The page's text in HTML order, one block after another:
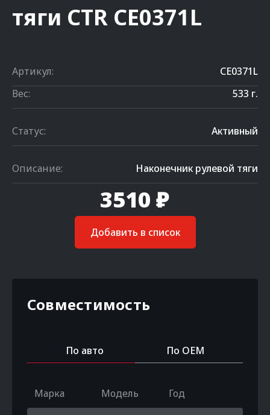
тяги CTR CE0371L
Артикул:
CE0371L
Вес:
533 г.
Статус: Активный
Описание: Наконечник рулевой тяги
3510 ₽
Добавить в список
Совместимость
По авто По OEM
Марка Модель Год